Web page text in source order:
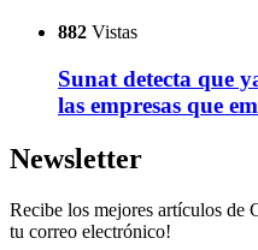
882 Vistas
Sunat detecta que
las empresas que
Newsletter
Recibe los mejores artículos de
tu correo electrónico!